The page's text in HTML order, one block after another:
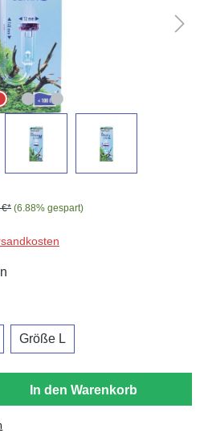
€* (6.88% gespart)
Größe L
In den Warenkorb